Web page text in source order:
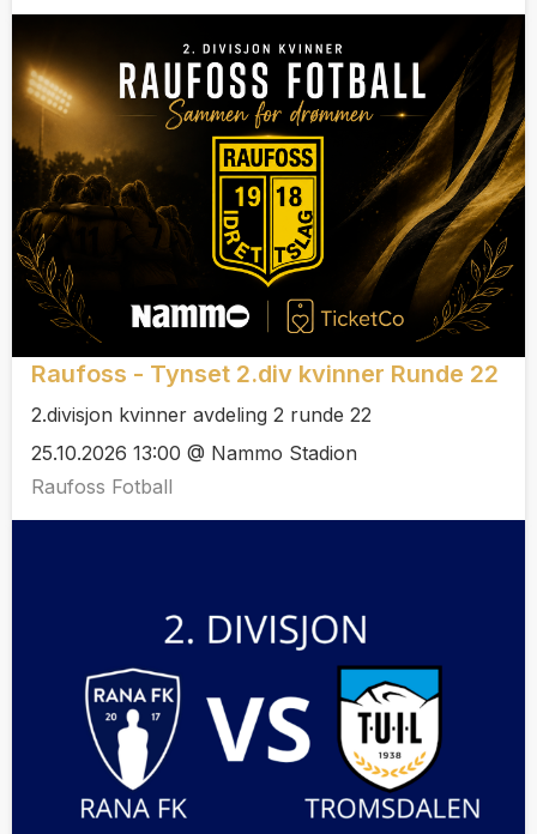
Raufoss - Tynset 2.div kvinner Runde 22
2.divisjon kvinner avdeling 2 runde 22
25.10.2026 13:00 @ Nammo Stadion
Raufoss Fotball